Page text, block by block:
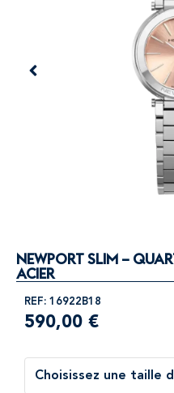
NEWPORT SLIM –
ACIER
REF: 16922B18
590,00 €